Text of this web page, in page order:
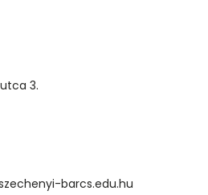
3.
barcs.edu.hu